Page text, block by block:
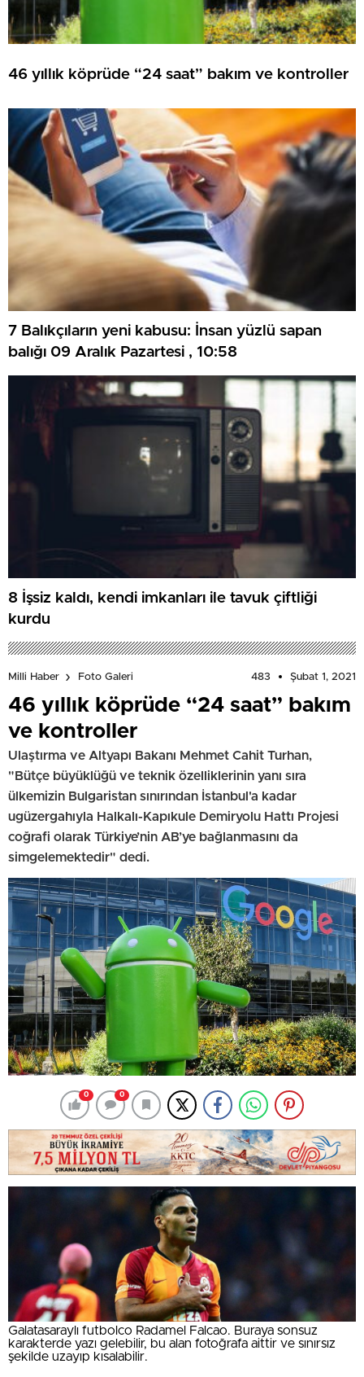
46 yıllık köprüde “24 saat” bakım ve kontroller
7 Balıkçıların yeni kabusu: İnsan yüzlü sapan
balığı 09 Aralık Pazartesi , 10:58
8 İşsiz kaldı, kendi imkanları ile tavuk çiftliği
kurdu
Milli Haber Foto Galeri 483 Şubat 1, 2021
46 yıllık köprüde “24 saat” bakım
ve kontroller
Ulaştırma ve Altyapı Bakanı Mehmet Cahit Turhan,
"Bütçe büyüklüğü ve teknik özelliklerinin yanı sıra
ülkemizin Bulgaristan sınırından İstanbul'a kadar
ugüzergahıyla Halkalı-Kapıkule Demiryolu Hattı Projesi
coğrafi olarak Türkiye’nin AB’ye bağlanmasını da
simgelemektedir" dedi.
0 0
Galatasaraylı futbolco Radamel Falcao. Buraya sonsuz
karakterde yazı gelebilir, bu alan fotoğrafa aittir ve sınırsız
şekilde uzayıp kısalabilir.